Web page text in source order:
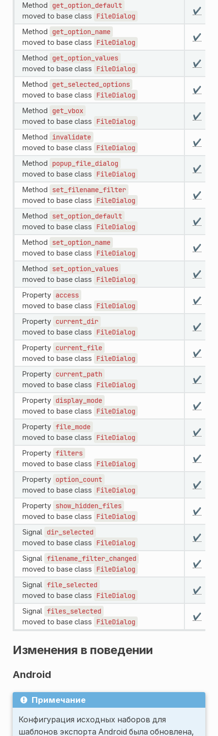
Method get_option_default
moved to base class FileDialog
✔️
Method get_option_name
moved to base class FileDialog
✔️
Method get_option_values
moved to base class FileDialog
✔️
Method get_selected_options
moved to base class FileDialog
✔️
Method get_vbox
moved to base class FileDialog
✔️
Method invalidate
moved to base class FileDialog
✔️
Method popup_file_dialog
moved to base class FileDialog
✔️
Method set_filename_filter
moved to base class FileDialog
✔️
Method set_option_default
moved to base class FileDialog
✔️
Method set_option_name
moved to base class FileDialog
✔️
Method set_option_values
moved to base class FileDialog
✔️
Property access
moved to base class FileDialog
✔️
Property current_dir
moved to base class FileDialog
✔️
Property current_file
moved to base class FileDialog
✔️
Property current_path
moved to base class FileDialog
✔️
Property display_mode
moved to base class FileDialog
✔️
Property file_mode
moved to base class FileDialog
✔️
Property filters
moved to base class FileDialog
✔️
Property option_count
moved to base class FileDialog
✔️
Property show_hidden_files
moved to base class FileDialog
✔️
Signal dir_selected
moved to base class FileDialog
✔️
Signal filename_filter_changed
moved to base class FileDialog
✔️
Signal file_selected
moved to base class FileDialog
✔️
Signal files_selected
moved to base class FileDialog
✔️
Изменения в поведении
Android
Примечание
Конфигурация исходных наборов для
шаблонов экспорта Android была обновлена,